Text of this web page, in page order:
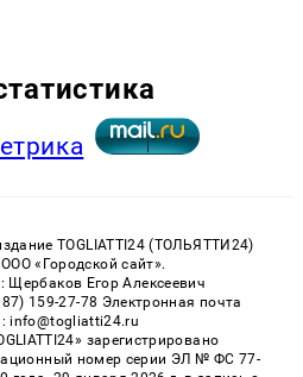
TOGLIATTI24 (ТОЛЬЯТТИ24)
«Городской сайт».
Щербаков Егор Алексеевич
159-27-78 Электронная почта
info@togliatti24.ru
зарегистрировано
номер серии ЭЛ № ФС 77-